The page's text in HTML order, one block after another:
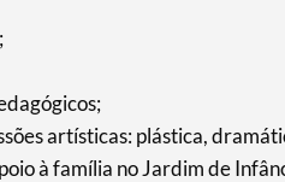
artísticas: plástica,
à família no Jardim de